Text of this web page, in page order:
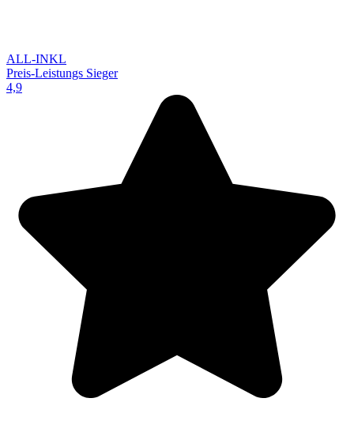
ALL-INKL
Preis-Leistungs Sieger
4,9